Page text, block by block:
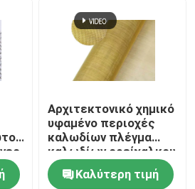
Αρχιτεκτονικό χημικό
υφαμένο περιοχές
καλωδίων πλέγμα
καλωδίων ορείχαλκου
υφασμάτων
διακοσμητικό
Καλύτερη τιμή